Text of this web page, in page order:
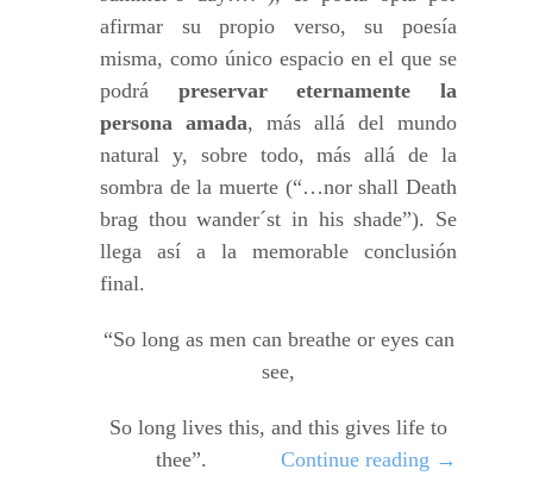
afirmar su propio verso, su poesía
misma, como único espacio en el que se
podrá preservar eternamente la
persona amada, más allá del mundo
natural y, sobre todo, más allá de la
sombra de la muerte (“…nor shall Death
brag thou wander´st in his shade”). Se
llega así a la memorable conclusión
final.
“So long as men can breathe or eyes can
see,
So long lives this, and this gives life to
thee”.
Continue reading →